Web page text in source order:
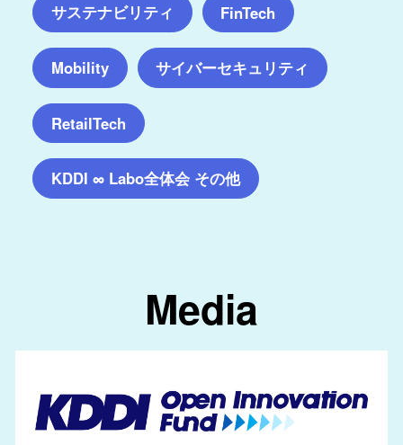
サステナビリティ FinTech
Mobility サイバーセキュリティ
RetailTech
KDDI ∞ Labo全体会 その他
Media